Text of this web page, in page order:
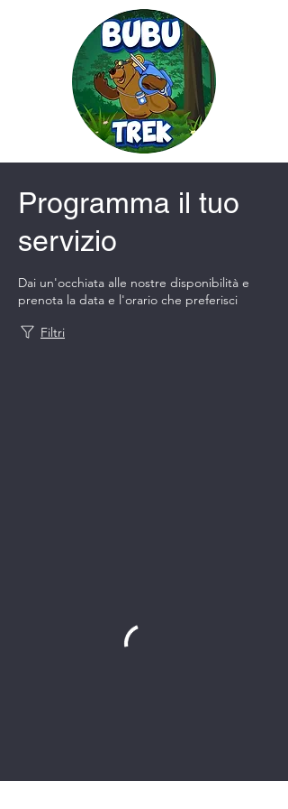
Programma il tuo
servizio
Dai un'occhiata alle nostre disponibilità e
prenota la data e l'orario che preferisci
Filtri